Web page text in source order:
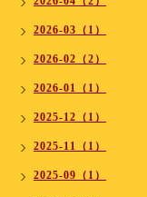
2026-03（1）
2026-02（2）
2026-01（1）
2025-12（1）
2025-11（1）
2025-09（1）